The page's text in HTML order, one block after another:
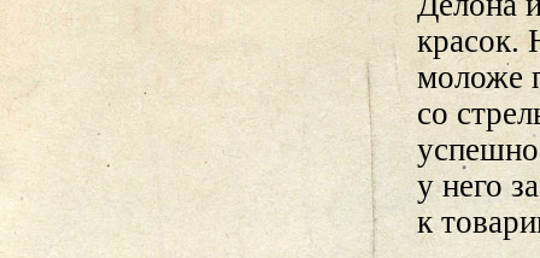
красок.
моложе
со
у него
к